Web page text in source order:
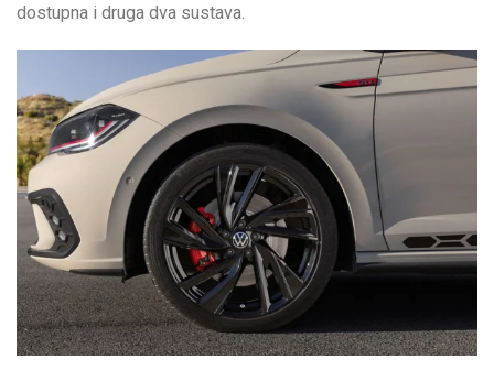
dostupna i druga dva sustava.